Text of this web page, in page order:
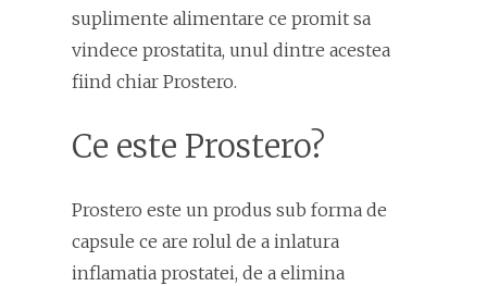
suplimente alimentare ce promit sa
vindece prostatita, unul dintre acestea
fiind chiar Prostero.
Ce este Prostero?
Prostero este un produs sub forma de
capsule ce are rolul de a inlatura
inflamatia prostatei, de a elimina